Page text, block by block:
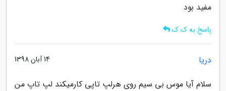
مفید بود
پاسخ به ک ک
دریا 14 آبان 1398
سلام آیا موس بی سیم روی هرلپ تاپی کارمیکند لپ تاپ من